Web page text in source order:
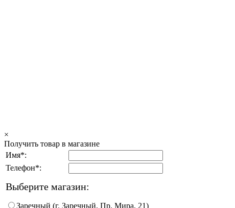
×
Получить товар в магазине
Имя*:
Телефон*:
Выберите магазин:
Заречный (г. Заречный, Пр. Мира, 21)